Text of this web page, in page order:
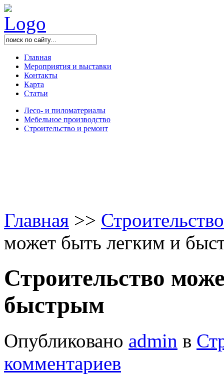
Главная
Мероприятия и выставки
Контакты
Карта
Статьи
Лесо- и пиломатериалы
Мебельное производство
Строительство и ремонт
Главная >>
может быть легким и
Строительство
быстрым
Опубликовано admin в
комментариев